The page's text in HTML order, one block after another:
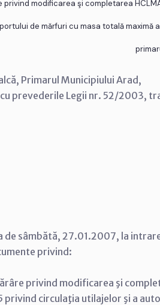
privind modificarea şi completarea
de mărfuri cu masa totală maximă
Primarul Municipiului Arad,
prevederile Legii nr. 52/2003,
de sâmbătă, 27.01.2007, la
privind:
privind modificarea şi
privind circulaţia utilajelor şi a